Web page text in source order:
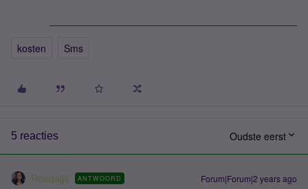
kosten Sms
5 reacties Oudste eerst
Roeqajja ANTWOORD Forum|Forum|2 years ago